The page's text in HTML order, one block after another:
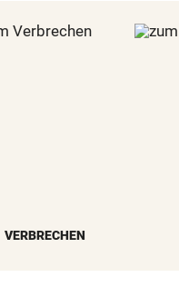
VERBRECHEN